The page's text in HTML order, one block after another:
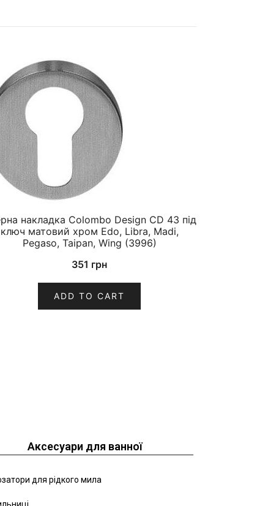
накладка Colombo Design CD 43 під
ключ матовий хром Edo, Libra, Madi,
Pegaso, Taipan, Wing (3996)
351 грн
ADD TO CART
Аксесуари для ванної
для рідкого мила